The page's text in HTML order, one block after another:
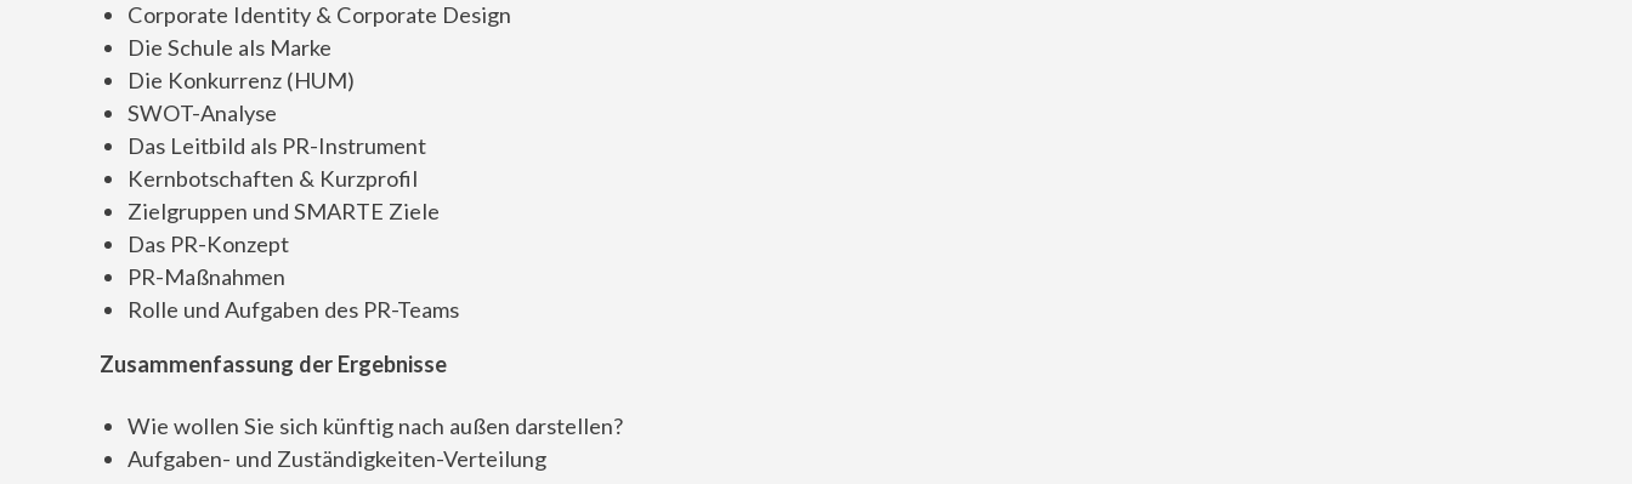
Corporate Identity & Corporate Design
Die Schule als Marke
Die Konkurrenz (HUM)
SWOT-Analyse
Das Leitbild als PR-Instrument
Kernbotschaften & Kurzprofil
Zielgruppen und SMARTE Ziele
Das PR-Konzept
PR-Maßnahmen
Rolle und Aufgaben des PR-Teams
Zusammenfassung der Ergebnisse
Wie wollen Sie sich künftig nach außen darstellen?
Aufgaben- und Zuständigkeiten-Verteilung